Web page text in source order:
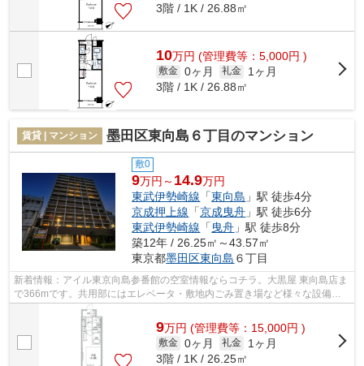
3階 / 1K / 26.88㎡
10万円 (管理費等：5,000円 )
敷金 0ヶ月 礼金
1ヶ月
3階 / 1K / 26.88㎡
賃貸 | マンション 墨田区東向島６丁目のマンション
敷0
9万円～ 14.9万円
東武伊勢崎線 「東向島 」駅 徒歩4分
京成押上線 「京成曳舟 」駅 徒歩6分
東武伊勢崎線 「 曳舟 」駅 徒歩8分
築12年 / 26.25㎡～43.57㎡
東京都墨田区東向島 ６丁目
新着情報：アイル東京向島参番館の空室情報ならコチラ。大黒屋 東向島店ま
で366mです。共用部にはエレベータ・敷地内ごみ置き場など様々な設備や
サービスが揃っているので便利です。徒...
9万円 (管理費等：15,000円 )
敷金 0ヶ月 礼金
1ヶ月
3階 / 1K / 26.25㎡